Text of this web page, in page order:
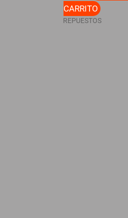
CARRITO
REPUESTOS